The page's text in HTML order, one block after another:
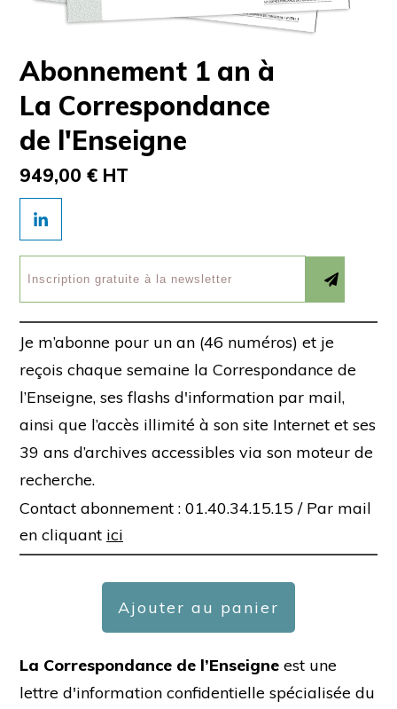
Abonnement 1 an à
La Correspondance
de l'Enseigne
949,00 € HT
Je m’abonne pour un an (46 numéros) et je
reçois chaque semaine la Correspondance de
l’Enseigne, ses flashs d'information par mail,
ainsi que l’accès illimité à son site Internet et ses
39 ans d’archives accessibles via son moteur de
recherche.
Contact abonnement : 01.40.34.15.15 / Par mail
en cliquant ici
Ajouter au panier
La Correspondance de l’Enseigne est une
lettre d'information confidentielle spécialisée du